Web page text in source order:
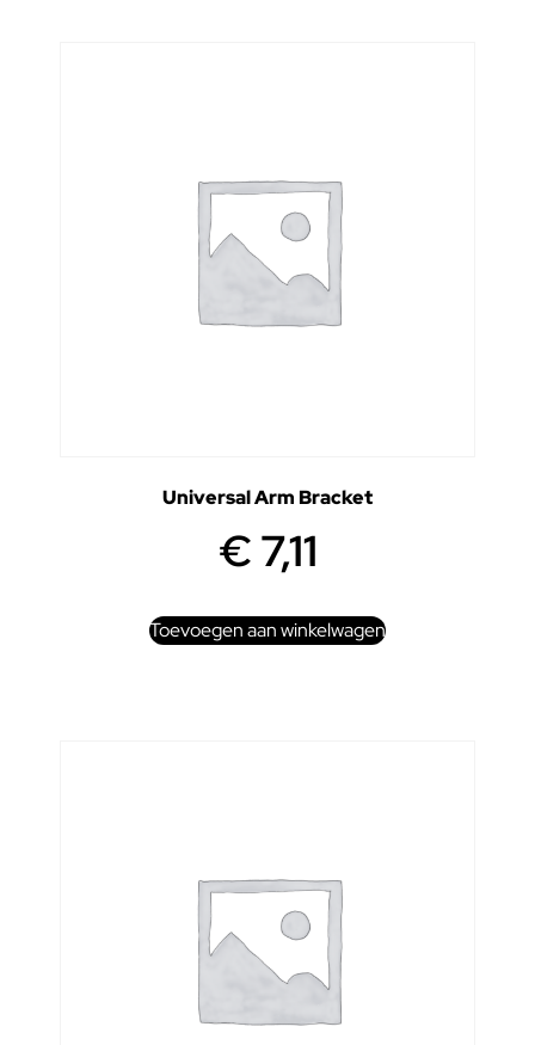
Universal Arm Bracket
€7,11
Toevoegen aan winkelwagen